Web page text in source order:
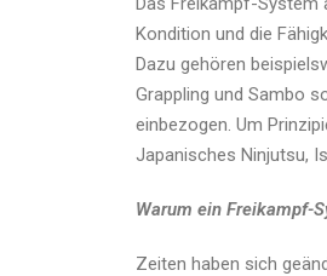
Kondition und die
Dazu gehören
Grappling und Sambo
einbezogen. Um
Japanisches Ninjutsu,
Warum ein Freikampf-
Zeiten haben sich